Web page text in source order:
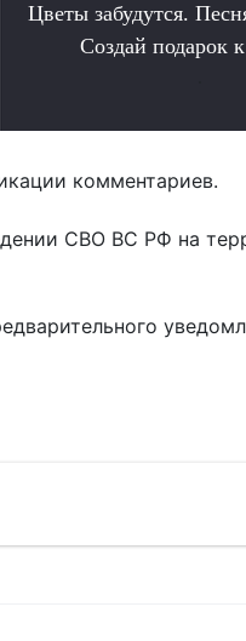
Цветы забудутся.
Создай подарок
комментариев.
СВО ВС РФ на